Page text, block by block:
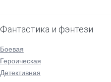
Фантастика и фэнтези
Боевая
Героическая
Детективная